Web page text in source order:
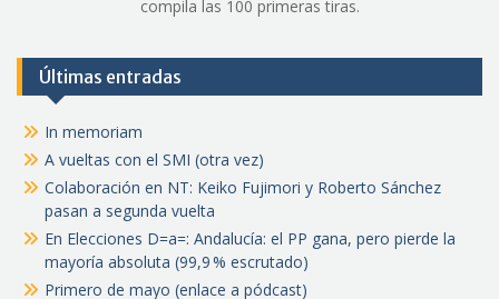
compila las 100 primeras tiras.
Últimas entradas
In memoriam
A vueltas con el SMI (otra vez)
Colaboración en NT: Keiko Fujimori y Roberto Sánchez
pasan a segunda vuelta
En Elecciones D=a=: Andalucía: el PP gana, pero pierde la
mayoría absoluta (99,9 % escrutado)
Primero de mayo (enlace a pódcast)